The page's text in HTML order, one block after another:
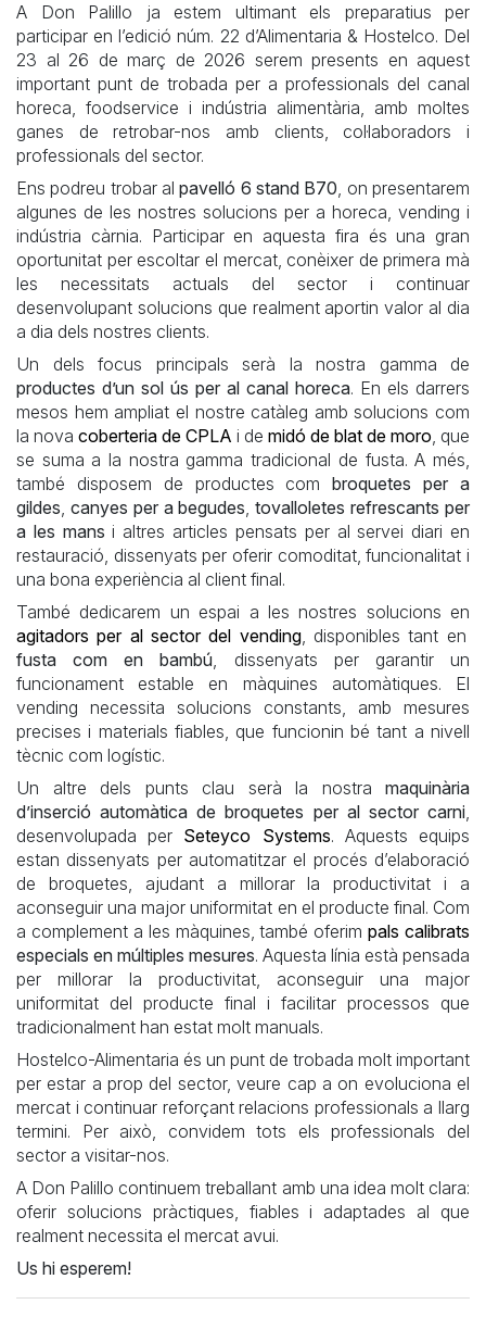
A Don Palillo ja estem ultimant els preparatius per
participar en l’edició núm. 22 d’Alimentaria & Hostelco. Del
23 al 26 de març de 2026 serem presents en aquest
important punt de trobada per a professionals del canal
horeca, foodservice i indústria alimentària, amb moltes
ganes de retrobar-nos amb clients, col·laboradors i
professionals del sector.
Ens podreu trobar alpavelló 6 stand B70, on presentarem
algunes de les nostres solucions per a horeca, vending i
indústria càrnia. Participar en aquesta fira és una gran
oportunitat per escoltar el mercat, conèixer de primera mà
les necessitats actuals del sector i continuar
desenvolupant solucions que realment aportin valor al dia
a dia dels nostres clients.
Un dels focus principals serà la nostra gamma de
productes d’un sol ús per al canal horeca. En els darrers
mesos hem ampliat el nostre catàleg amb solucions com
la nova coberteria de CPLA i de midó de blat de moro, que
se suma a la nostra gamma tradicional de fusta. A més,
també disposem de productes combroquetes per a
gildes, canyes per a begudes,tovalloletes refrescants per
a les mans i altres articles pensats per al servei diari en
restauració, dissenyats per oferir comoditat, funcionalitat i
una bona experiència al client final.
També dedicarem un espai a les nostres solucions en
agitadors per al sector del vending, disponibles tant en
fusta com en bambú, dissenyats per garantir un
funcionament estable en màquines automàtiques. El
vending necessita solucions constants, amb mesures
precises i materials fiables, que funcionin bé tant a nivell
tècnic com logístic.
Un altre dels punts clau serà la nostra maquinària
d’inserció automàtica de broquetes per al sector carni,
desenvolupada per Seteyco Systems. Aquests equips
estan dissenyats per automatitzar el procés d’elaboració
de broquetes, ajudant a millorar la productivitat i a
aconseguir una major uniformitat en el producte final. Com
a complement a les màquines, també oferimpals calibrats
especials en múltiples mesures. Aquesta línia està pensada
per millorar la productivitat, aconseguir una major
uniformitat del producte final i facilitar processos que
tradicionalment han estat molt manuals.
Hostelco-Alimentaria és un punt de trobada molt important
per estar a prop del sector, veure cap a on evoluciona el
mercat i continuar reforçant relacions professionals a llarg
termini. Per això, convidem tots els professionals del
sector a visitar-nos.
A Don Palillo continuem treballant amb una idea molt clara:
oferir solucions pràctiques, fiables i adaptades al que
realment necessita el mercat avui.
Us hi esperem!